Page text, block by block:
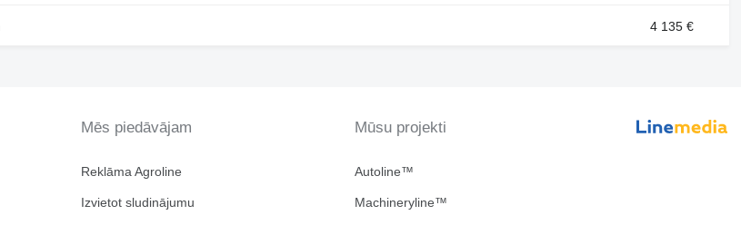
4 135 €
Mēs piedāvājam
Reklāma Agroline
Izvietot sludinājumu
Mūsu projekti
Autoline™
Machineryline™